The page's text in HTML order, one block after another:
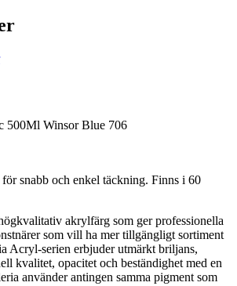
500Ml Winsor Blue 706
snabb och enkel täckning. Finns i 60
akrylfärg som ger professionella
som vill ha mer tillgängligt sortiment
Acryl-serien erbjuder utmärkt briljans,
kvalitet, opacitet och beständighet med en
använder antingen samma pigment som